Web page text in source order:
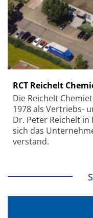
RCT Reichelt
Die Reichelt
1978 als Vertriebs-
Dr. Peter Reichelt
sich das
verstand.